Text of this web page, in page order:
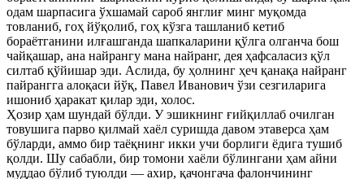
одам шарпасига ўхшамай сароб янглиғ минг муқомда
товланиб, гоҳ йўқолиб, гоҳ кўзга ташланиб кетиб
бораётганини илғашганда шапкаларини қўлга олганча бош
чайқашар, ана найрангу мана найранг, дея ҳафсаласиз қўл
силтаб қўйишар эди. Аслида, бу ҳолнинг ҳеч қанақа найранг
пайрангга алоқаси йўқ, Павел Иванович ўзи сезгиларига
ишониб ҳаракат қилар эди, холос.
Ҳозир ҳам шундай бўлди. У эшикнинг ғийқиллаб очилган
товушига парво қилмай хаёл суришда давом этаверса ҳам
бўларди, аммо бир таёқнинг икки учи борлиги ёдига тушиб
қолди. Шу сабабли, бир томони хаёли бўлингани ҳам айни
муддао бўлиб туюлди — ахир, қачонгача фалончининг